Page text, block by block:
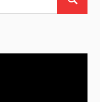
検